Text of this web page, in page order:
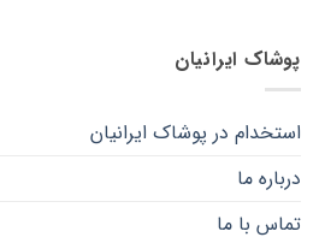
پوشاک ایرانیان
استخدام در پوشاک ایرانیان
درباره ما
تماس با ما